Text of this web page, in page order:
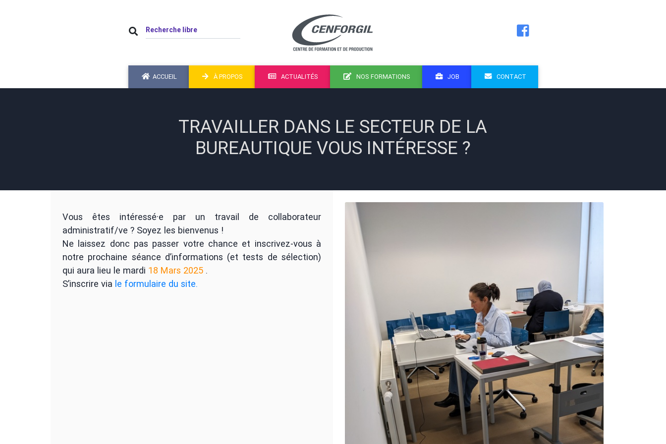
ACCUEIL À PROPOS ACTUALITÉS NOS FORMATIONS JOB CONTACT
TRAVAILLER DANS LE SECTEUR DE LA
BUREAUTIQUE VOUS INTÉRESSE ?
Vous êtes intéressé·e par un travail de collaborateur
administratif/ve ? Soyez les bienvenus !
Ne laissez donc pas passer votre chance et inscrivez-vous à
notre prochaine séance d’informations (et tests de sélection)
qui aura lieu le mardi 18 Mars 2025 .
S’inscrire via le formulaire du site.